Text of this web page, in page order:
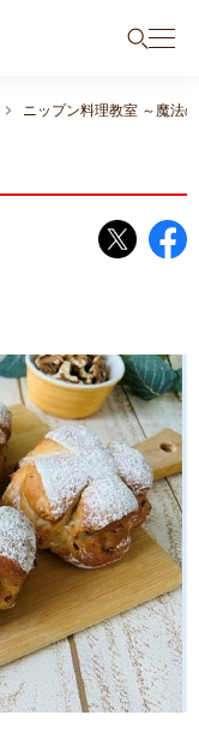
ニップン料理教室 ～魔法